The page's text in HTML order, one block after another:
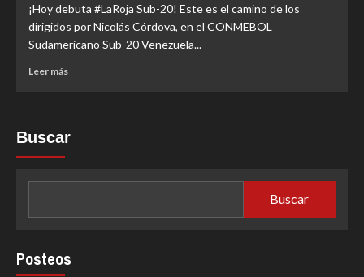
¡Hoy debuta #LaRoja Sub-20! Este es el camino de los
dirigidos por Nicolás Córdova, en el CONMEBOL
Sudamericano Sub-20 Venezuela...
Leer más
la
Buscar
Buscar
Posteos